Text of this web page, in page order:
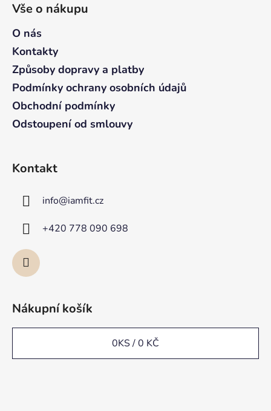
Vše o nákupu
O nás
Kontakty
Způsoby dopravy a platby
Podmínky ochrany osobních údajů
Obchodní podmínky
Odstoupení od smlouvy
Kontakt
info@iamfit.cz
+420 778 090 698
Nákupní košík
0KS /0 KČ